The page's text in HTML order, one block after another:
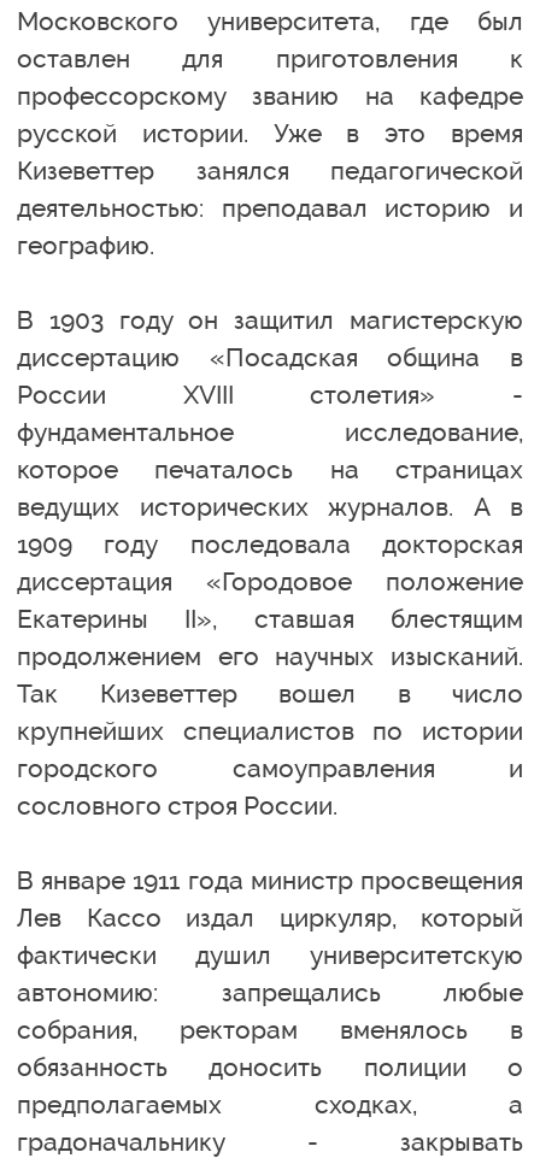
Московского университета, где был
оставлен для приготовления к
профессорскому званию на кафедре
русской истории. Уже в это время
Кизеветтер занялся педагогической
деятельностью: преподавал историю и
географию.
В 1903 году он защитил магистерскую
диссертацию «Посадская община в
России XVIII столетия» -
фундаментальное исследование,
которое печаталось на страницах
ведущих исторических журналов. А в
1909 году последовала докторская
диссертация «Городовое положение
Екатерины II», ставшая блестящим
продолжением его научных изысканий.
Так Кизеветтер вошел в число
крупнейших специалистов по истории
городского самоуправления и
сословного строя России.
В январе 1911 года министр просвещения
Лев Кассо издал циркуляр, который
фактически душил университетскую
автономию: запрещались любые
собрания, ректорам вменялось в
обязанность доносить полиции о
предполагаемых сходках, а
градоначальнику - закрывать